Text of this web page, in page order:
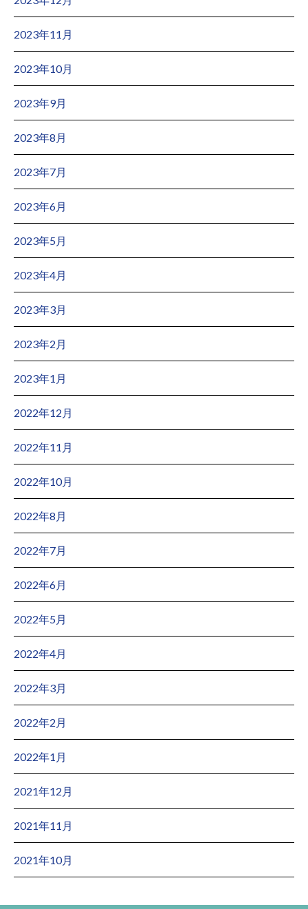
2023年11月
2023年10月
2023年9月
2023年8月
2023年7月
2023年6月
2023年5月
2023年4月
2023年3月
2023年2月
2023年1月
2022年12月
2022年11月
2022年10月
2022年8月
2022年7月
2022年6月
2022年5月
2022年4月
2022年3月
2022年2月
2022年1月
2021年12月
2021年11月
2021年10月